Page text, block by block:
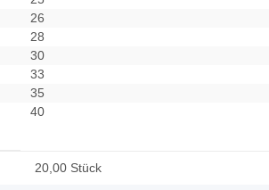
26
28
30
33
35
40
20,00 Stück